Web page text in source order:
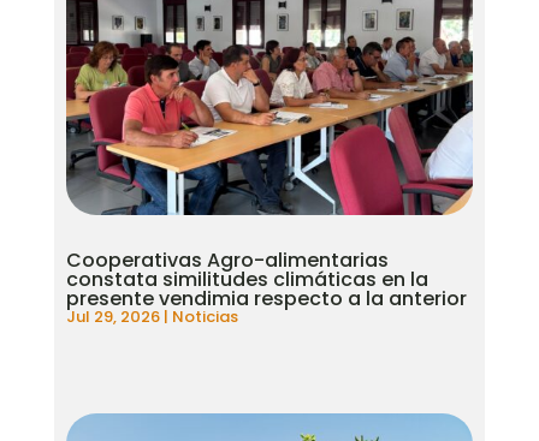
Cooperativas Agro-alimentarias
constata similitudes climáticas en la
presente vendimia respecto a la anterior
Jul 29, 2026| Noticias